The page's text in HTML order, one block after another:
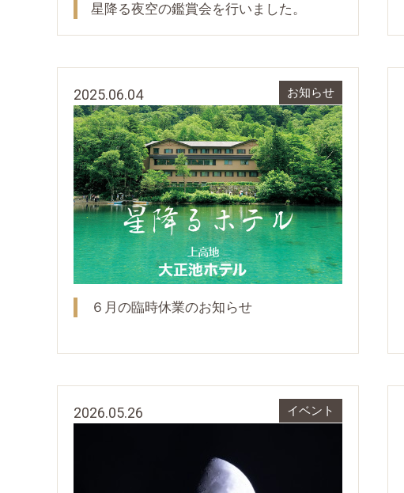
星降る夜空の鑑賞会を行いました。
2025.06.04 お知らせ
６月の臨時休業のお知らせ
2026.05.26 イベント